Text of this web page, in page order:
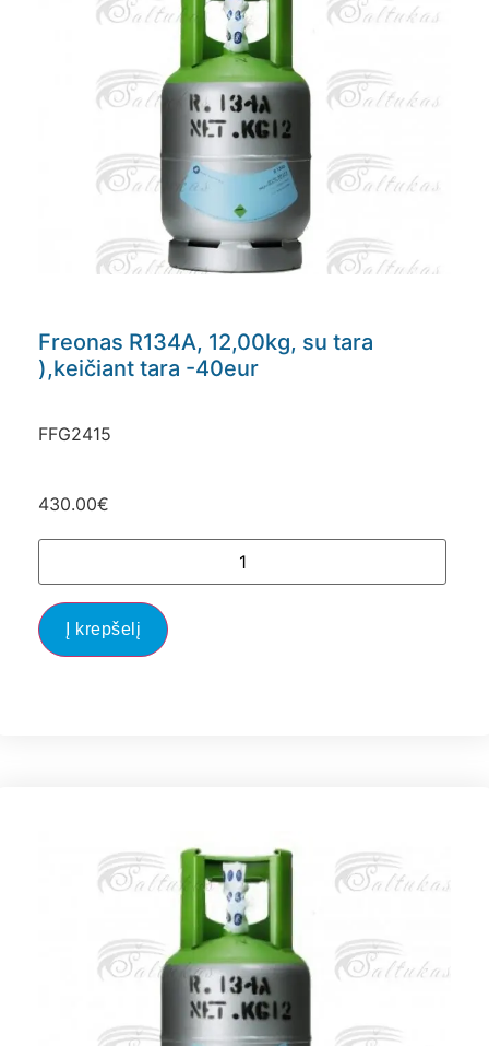
Freonas R134A, 12,00kg, su tara
),keičiant tara -40eur
FFG2415
430.00€
Į krepšelį